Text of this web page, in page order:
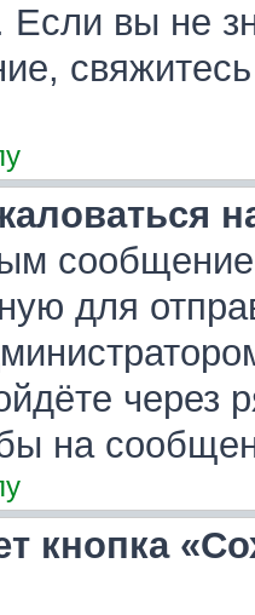
вы не
для
через
на
кнопка